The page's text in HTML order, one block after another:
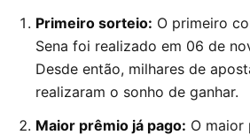
Primeiro sorteio: O primeiro
Sena foi realizado em 06 de
Desde então, milhares de
realizaram o sonho de ganhar.
Maior prêmio já pago: O maior